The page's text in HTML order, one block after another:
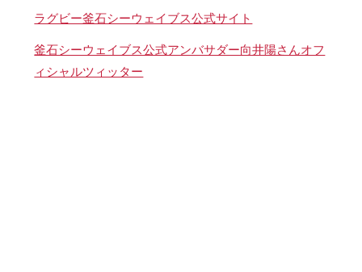
ラグビー釜石シーウェイブス公式サイト
釜石シーウェイブス公式アンバサダー向井陽さんオフ
ィシャルツィッター